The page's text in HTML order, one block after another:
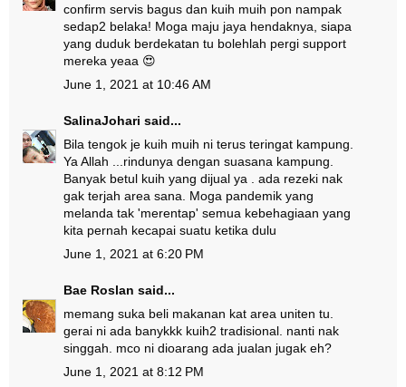
confirm servis bagus dan kuih muih pon nampak
sedap2 belaka! Moga maju jaya hendaknya, siapa
yang duduk berdekatan tu bolehlah pergi support
mereka yeaa 😍
June 1, 2021 at 10:46 AM
SalinaJohari said...
Bila tengok je kuih muih ni terus teringat kampung.
Ya Allah ...rindunya dengan suasana kampung.
Banyak betul kuih yang dijual ya . ada rezeki nak
gak terjah area sana. Moga pandemik yang
melanda tak 'merentap' semua kebehagiaan yang
kita pernah kecapai suatu ketika dulu
June 1, 2021 at 6:20 PM
Bae Roslan said...
memang suka beli makanan kat area uniten tu.
gerai ni ada banykkk kuih2 tradisional. nanti nak
singgah. mco ni dioarang ada jualan jugak eh?
June 1, 2021 at 8:12 PM